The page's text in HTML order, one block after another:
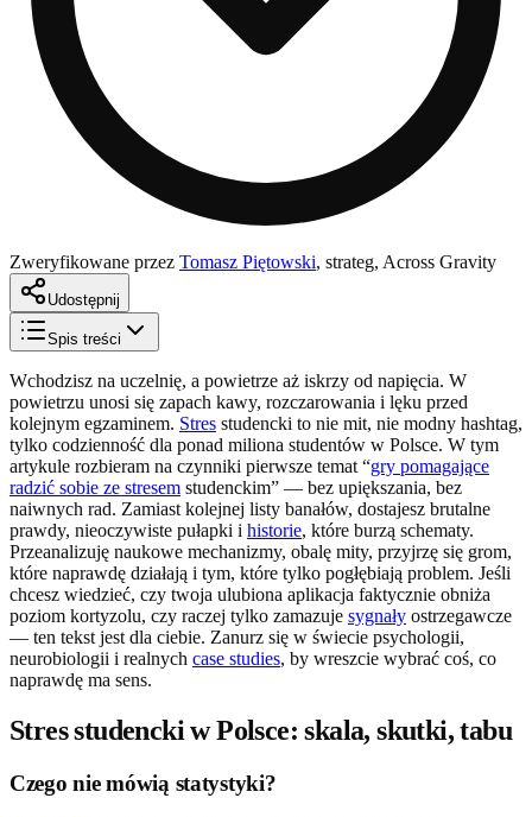
Zweryfikowane przez Tomasz Piętowski, strateg, Across Gravity
Udostępnij
Spis treści
Wchodzisz na uczelnię, a powietrze aż iskrzy od napięcia. W
powietrzu unosi się zapach kawy, rozczarowania i lęku przed
kolejnym egzaminem. Stres studencki to nie mit, nie modny hashtag,
tylko codzienność dla ponad miliona studentów w Polsce. W tym
artykule rozbieram na czynniki pierwsze temat “gry pomagające
radzić sobie ze stresem studenckim” — bez upiększania, bez
naiwnych rad. Zamiast kolejnej listy banałów, dostajesz brutalne
prawdy, nieoczywiste pułapki i historie, które burzą schematy.
Przeanalizuję naukowe mechanizmy, obalę mity, przyjrzę się grom,
które naprawdę działają i tym, które tylko pogłębiają problem. Jeśli
chcesz wiedzieć, czy twoja ulubiona aplikacja faktycznie obniża
poziom kortyzolu, czy raczej tylko zamazuje sygnały ostrzegawcze
— ten tekst jest dla ciebie. Zanurz się w świecie psychologii,
neurobiologii i realnych case studies, by wreszcie wybrać coś, co
naprawdę ma sens.
Stres studencki w Polsce: skala, skutki, tabu
Czego nie mówią statystyki?